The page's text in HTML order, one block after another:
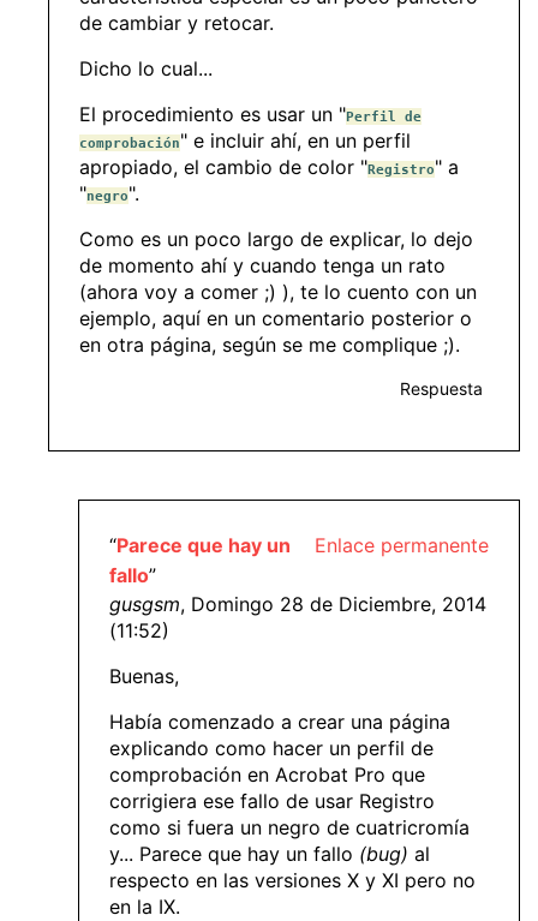
de cambiar y retocar.
Dicho lo cual...
El procedimiento es usar un "Perfil de
comprobación" e incluir ahí, en un perfil
apropiado, el cambio de color "Registro" a
"negro".
Como es un poco largo de explicar, lo dejo
de momento ahí y cuando tenga un rato
(ahora voy a comer ;) ), te lo cuento con un
ejemplo, aquí en un comentario posterior o
en otra página, según se me complique ;).
Respuesta
Enlace permanente
“Parece que hay un
fallo”
gusgsm, Domingo 28 de Diciembre, 2014
(11:52)
Buenas,
Había comenzado a crear una página
explicando como hacer un perfil de
comprobación en Acrobat Pro que
corrigiera ese fallo de usar Registro
como si fuera un negro de cuatricromía
y... Parece que hay un fallo (bug) al
respecto en las versiones X y XI pero no
en la IX.